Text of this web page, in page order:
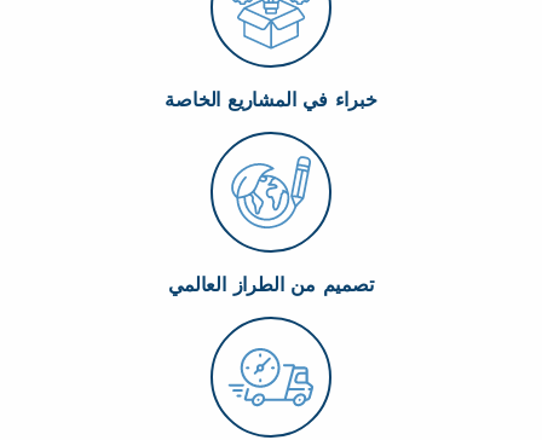
خبراء في المشاريع الخاصة
تصميم من الطراز العالمي